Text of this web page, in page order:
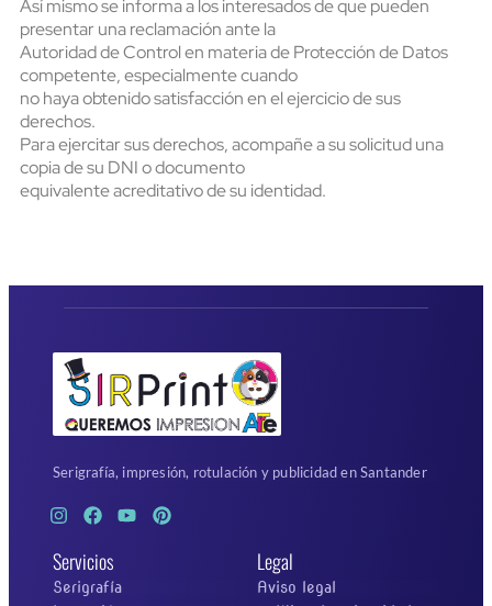
Así mismo se informa a los interesados de que pueden
presentar una reclamación ante la
Autoridad de Control en materia de Protección de Datos
competente, especialmente cuando
no haya obtenido satisfacción en el ejercicio de sus
derechos.
Para ejercitar sus derechos, acompañe a su solicitud una
copia de su DNI o documento
equivalente acreditativo de su identidad.
Serigrafía, impresión, rotulación y publicidad en Santander
Servicios
Serigrafía
Legal
Aviso legal